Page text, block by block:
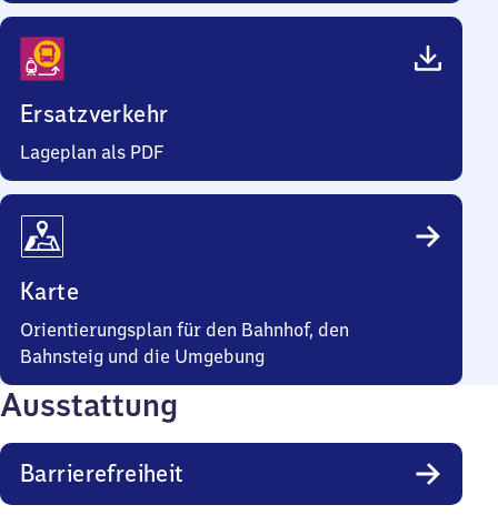
Ersatzverkehr
Lageplan als PDF
Karte
Orientierungsplan für den Bahnhof, den
Bahnsteig und die Umgebung
Ausstattung
Barrierefreiheit